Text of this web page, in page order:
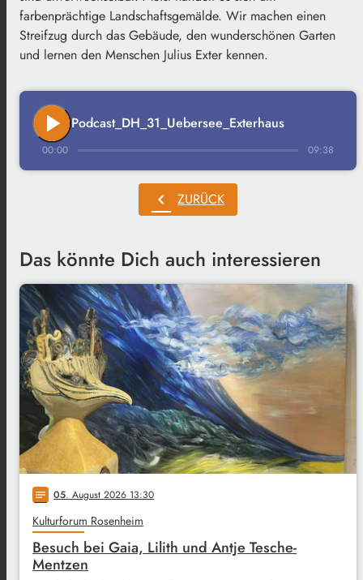
farbenprächtige Landschaftsgemälde. Wir machen einen
Streifzug durch das Gebäude, den wunderschönen Garten
und lernen den Menschen Julius Exter kennen.
play_arrow Podcast_DH_31_Uebersee_Exterhaus
00:00 09:38
chevron_left ZURÜCK
Das könnte Dich auch interessieren
notes 05. August 2026 13:30
Kulturforum Rosenheim
Besuch bei Gaia, Lilith und Antje Tesche-
Mentzen